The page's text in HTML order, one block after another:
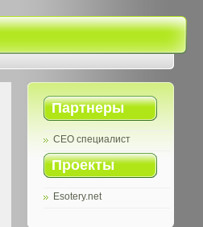
Партнеры
СЕО специалист
Проекты
Esotery.net